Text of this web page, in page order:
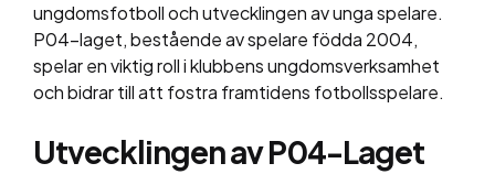
ungdomsfotboll och utvecklingen av unga spelare.
P04-laget, bestående av spelare födda 2004,
spelar en viktig roll i klubbens ungdomsverksamhet
och bidrar till att fostra framtidens fotbollsspelare.
Utvecklingen av P04-Laget